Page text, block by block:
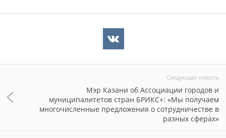
Следующая новость
Мэр Казани об Ассоциации городов и
муниципалитетов стран БРИКС+: «Мы получаем
многочисленные предложения о сотрудничестве в
разных сферах»